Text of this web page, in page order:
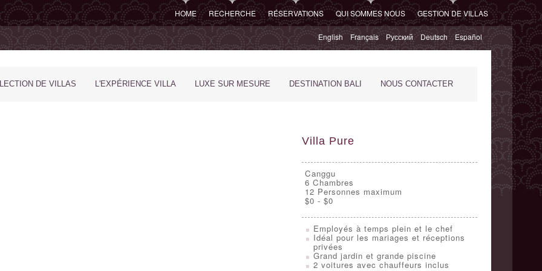
HOME RECHERCHE RÉSERVATIONS QUI SOMMES NOUS GESTION DE VILLAS
English Français Русский Deutsch Español
DE VILLAS L'EXPÉRIENCE VILLA LUXE SUR MESURE DESTINATION BALI NOUS CONTACTER
Villa Pure
Canggu
6 Chambres
12 Personnes maximum
$0 - $0
Employés à temps plein et le chef
Idéal pour les mariages et réceptions
privées
Grand jardin et grande piscine
2 voitures avec chauffeurs inclus